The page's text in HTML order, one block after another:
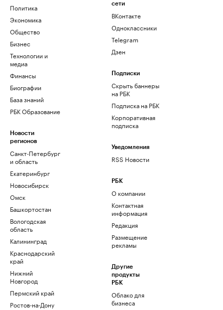
Политика
Экономика
Общество
Бизнес
Технологии и
медиа
Финансы
Биографии
База знаний
РБК Образование
Новости
регионов
Санкт-Петербург
и область
Екатеринбург
Новосибирск
Омск
Башкортостан
Вологодская
область
Калининград
Краснодарский
край
Нижний
Новгород
Пермский край
Ростов-на-Дону
сети
ВКонтакте
Одноклассники
Telegram
Дзен
Подписки
Скрыть баннеры
на РБК
Подписка на РБК
Корпоративная
подписка
Уведомления
RSS Новости
РБК
О компании
Контактная
информация
Редакция
Размещение
рекламы
Другие
продукты
РБК
Облако для
бизнеса